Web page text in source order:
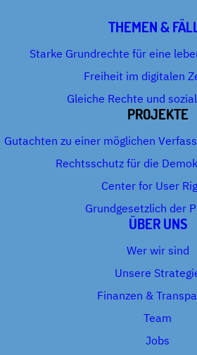
THEMEN &
Starke Grundrechte für eine
Freiheit im digitalen
Gleiche Rechte und
PROJEKTE
Gutachten zu einer möglichen
Rechtsschutz für die
Center for User
Grundgesetzlich der
ÜBER UNS
Wer wir sind
Unsere
Finanzen &
Team
Jobs